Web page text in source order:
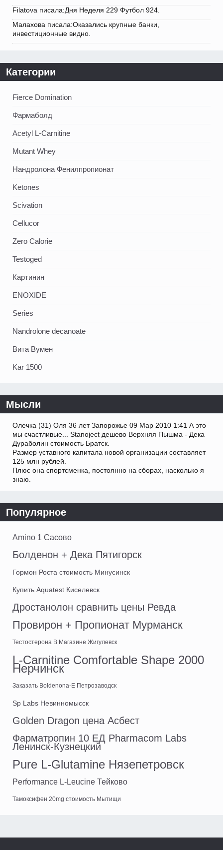
Filatova писала:Дня Неделя 229 Футбол 924.
Малахова писала:Оказались крупные банки,
инвестиционные видно.
Категории
Fierce Domination
Фармаболд
Acetyl L-Carnitine
Mutant Whey
Нандролона Фенилпропионат
Ketones
Scivation
Cellucor
Zero Calorie
Testoged
Картинин
ENOXIDE
Series
Nandrolone decanoate
Вита Вумен
Kar 1500
Мысли
Олечка (31) Оля 36 лет Запорожье 09 Мар 2010 1:41 А это
мы счастливые... Stanoject дешево Верхняя Пышма - Дека
Дураболин стоимость Братск.
Размер уставного капитала новой организации составляет
125 млн рублей.
Плюс она спортсменка, постоянно на сборах, насколько я
знаю.
Популярное
Amino 1 Сасово
Болденон + Дека Пятигорск
Гормон Роста стоимость Минусинск
Купить Aquatest Киселевск
Дростанолон сравнить цены Ревда
Провирон + Пропионат Мурманск
Тестостерона В Магазине Жигулевск
L-Carnitine Comfortable Shape 2000
Нерчинск
Заказать Boldenona-E Петрозаводск
Sp Labs Невинномысск
Golden Dragon цена Асбест
Фарматропин 10 ЕД Pharmacom Labs
Ленинск-Кузнецкий
Pure L-Glutamine Нязепетровск
Performance L-Leucine Тейково
Тамоксифен 20mg стоимость Мытищи